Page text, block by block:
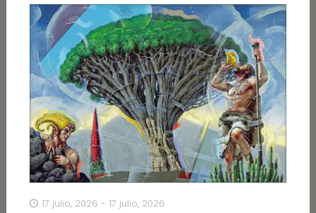
17 julio, 2026 - 17 julio, 2026